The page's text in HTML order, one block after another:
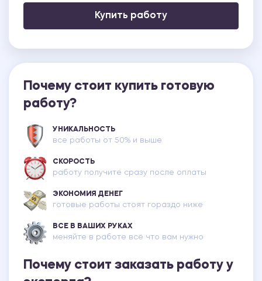
Купить работу
Почему стоит купить готовую
работу?
УНИКАЛЬНОСТЬ
все работы от 50% и выше
СКОРОСТЬ
работу получите сразу после оплаты
ЭКОНОМИЯ ДЕНЕГ
готовые работы стоят гораздо ниже
ВСЕ В ВАШИХ РУКАХ
меняйте в работе всё что вам нужно
Почему стоит заказать работу у